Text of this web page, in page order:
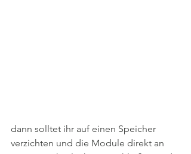
dann solltet ihr auf einen Speicher
verzichten und die Module direkt an